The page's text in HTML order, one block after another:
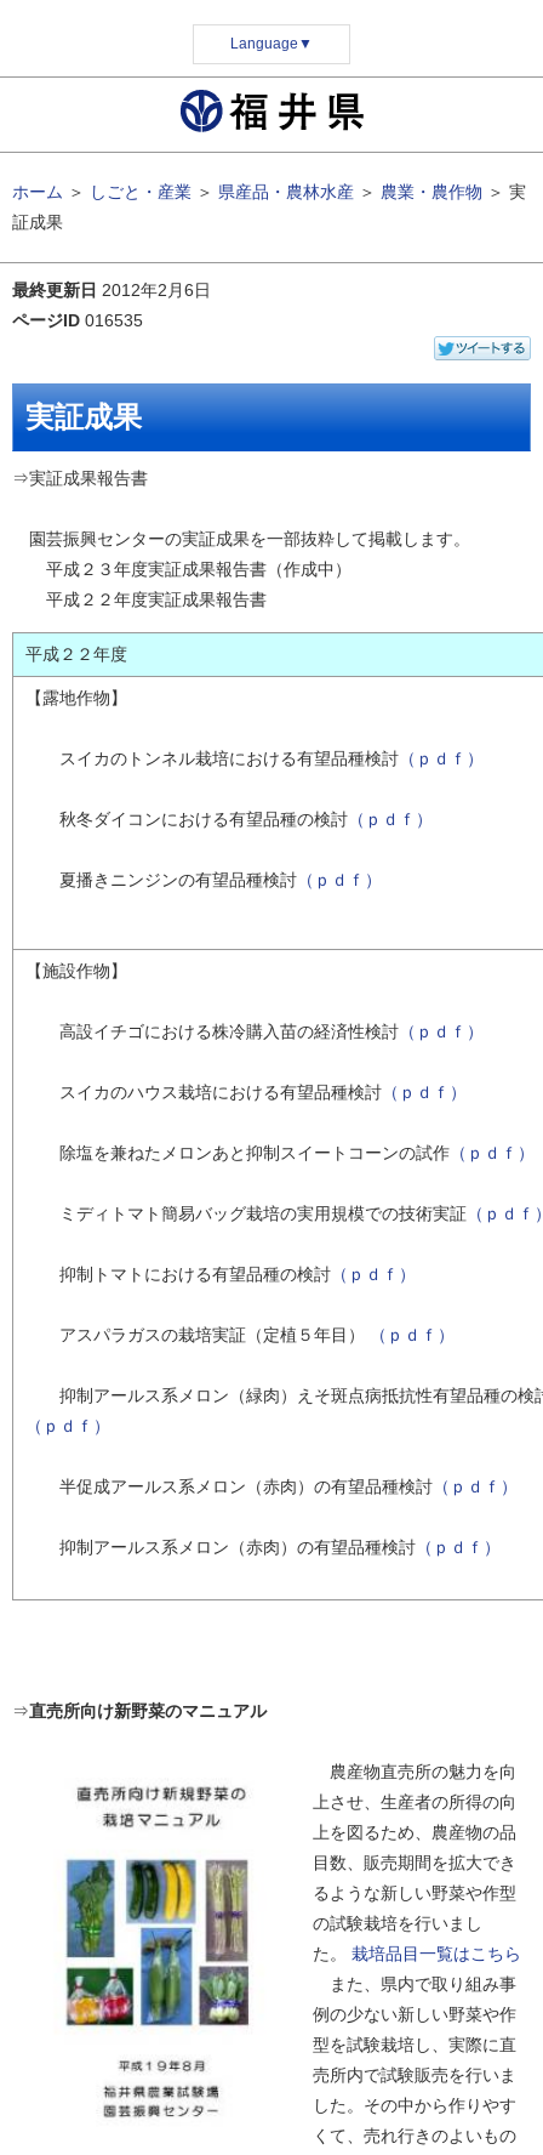
Language ▼
ホーム ＞ しごと・産業 ＞ 県産品・農林水産 ＞ 農業・農作物 ＞ 実
証成果
最終更新日 2012年2月6日
ページID 016535
実証成果
⇒実証成果報告書
園芸振興センターの実証成果を一部抜粋して掲載します。
平成２３年度実証成果報告書（作成中）
平成２２年度実証成果報告書
平成２２年度
【露地作物】
スイカのトンネル栽培における有望品種検討 （ｐｄｆ）
秋冬ダイコンにおける有望品種の検討 （ｐｄｆ）
夏播きニンジンの有望品種検討 （ｐｄｆ）
【施設作物】
高設イチゴにおける株冷購入苗の経済性検討 （ｐｄｆ）
スイカのハウス栽培における有望品種検討 （ｐｄｆ）
除塩を兼ねたメロンあと抑制スイートコーンの試作 （ｐｄｆ）
ミディトマト簡易バッグ栽培の実用規模での技術実証 （ｐｄｆ
抑制トマトにおける有望品種の検討 （ｐｄｆ）
アスパラガスの栽培実証（定植５年目） （ｐｄｆ）
抑制アールス系メロン（緑肉）えそ斑点病抵抗性有望品種の検
（ｐｄｆ）
半促成アールス系メロン（赤肉）の有望品種検討 （ｐｄｆ）
抑制アールス系メロン（赤肉）の有望品種検討 （ｐｄｆ）
⇒直売所向け新野菜のマニュアル
農産物直売所の魅力を向
上させ、生産者の所得の向
上を図るため、農産物の品
目数、販売期間を拡大でき
るような新しい野菜や作型
の試験栽培を行いまし
た。 栽培品目一覧はこちら
また、県内で取り組み事
例の少ない新しい野菜や作
型を試験栽培し、実際に直
売所内で試験販売を行いま
した。その中から作りやす
くて、売れ行きのよいもの